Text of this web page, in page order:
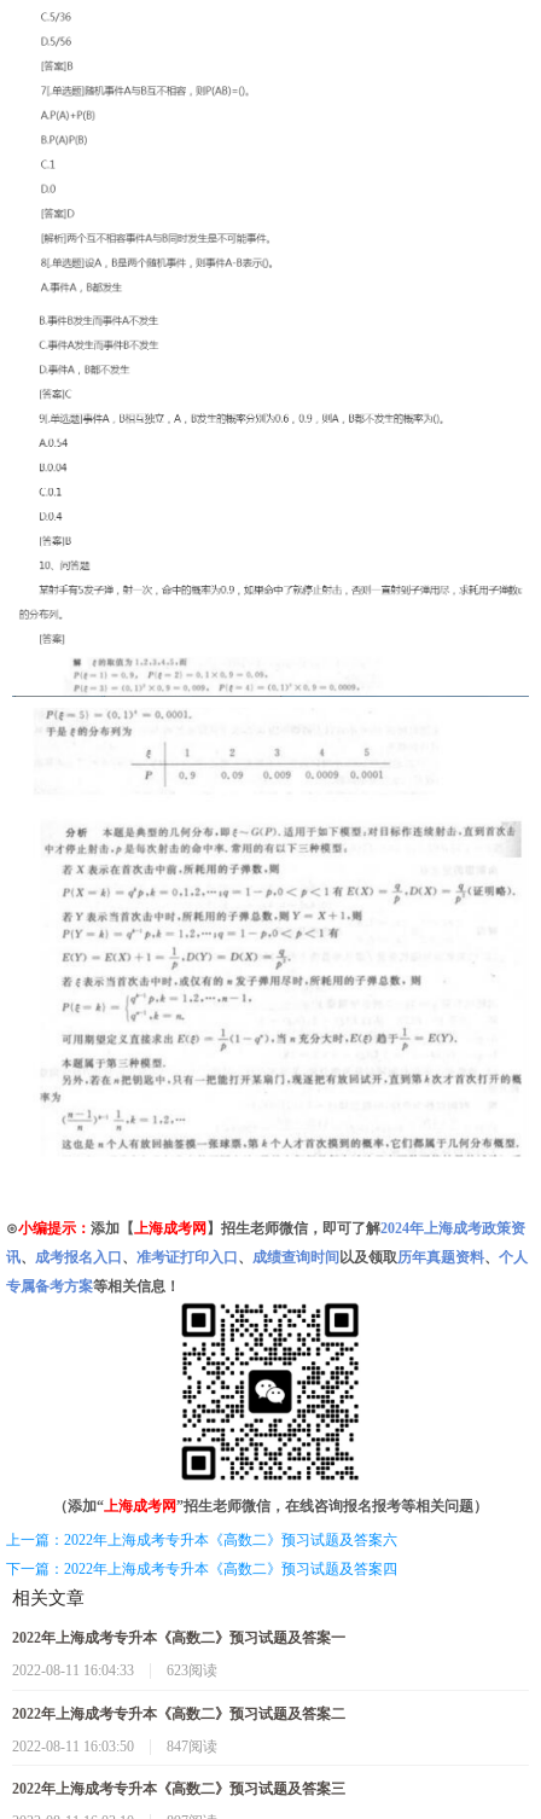
⊙小编提示： 添加【上海成考网 】招生老师微信，即可了解2024年上海成考政策资
讯、 成考报名入口 、 准考证打印入口 、 成绩查询时间 以及领取历年真题资料、 个人
专属备考方案等相关信息！
（添加“上海成考网”招生老师微信，在线咨询报名报考等相关问题）
上一篇：2022年上海成考专升本《高数二》预习试题及答案六
下一篇：2022年上海成考专升本《高数二》预习试题及答案四
相关文章
2022年上海成考专升本《高数二》预习试题及答案一
2022-08-11 16:04:33
|623阅读
2022年上海成考专升本《高数二》预习试题及答案二
2022-08-11 16:03:50
|847阅读
2022年上海成考专升本《高数二》预习试题及答案三